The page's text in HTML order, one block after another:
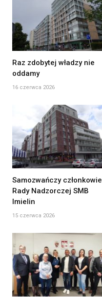
Raz zdobytej władzy nie
oddamy
16 czerwca 2026
Samozwańczy członkowie
Rady Nadzorczej SMB
Imielin
15 czerwca 2026